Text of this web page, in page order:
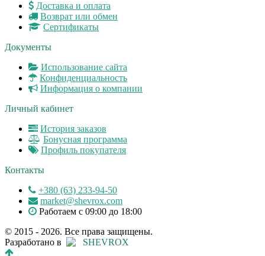
Доставка и оплата
Возврат или обмен
Сертификаты
Документы
Использование сайта
Конфиденциальность
Информация о компании
Личный кабинет
История заказов
Бонусная программа
Профиль покупателя
Контакты
+380 (63) 233-94-50
market@shevrox.com
Работаем с 09:00 до 18:00
© 2015 - 2026. Все права защищены.
Разработано в
SHEVROX